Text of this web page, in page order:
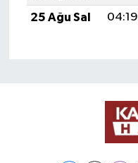
25 Ağu Sal
04:19